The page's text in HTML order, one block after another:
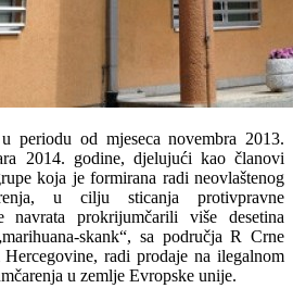
periodu od mjeseca novembra 2013.
2014. godine, djelujući kao članovi
koja je formirana radi neovlaštenog
u cilju sticanja protivpravne
prokrijumčarili više desetina
skank“, sa područja R Crne
radi prodaje na ilegalnom
u zemlje Evropske unije.